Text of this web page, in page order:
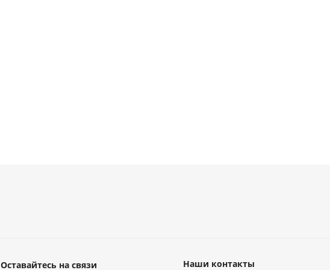
Оставайтесь на связи Наши контакты